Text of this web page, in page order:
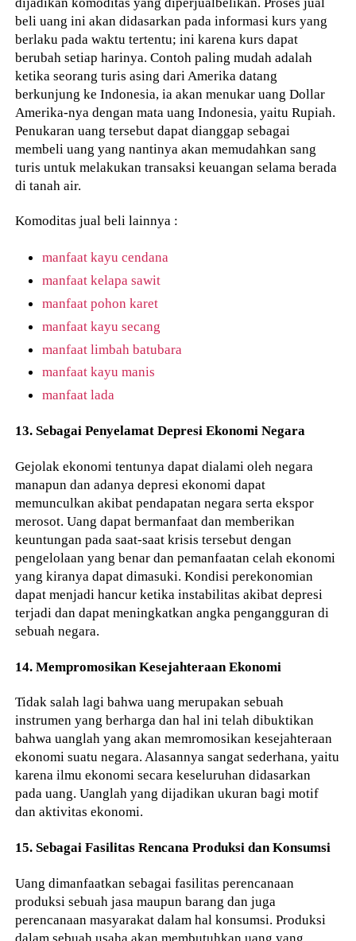
beli uang ini akan didasarkan pada informasi kurs yang
berlaku pada waktu tertentu; ini karena kurs dapat
berubah setiap harinya. Contoh paling mudah adalah
ketika seorang turis asing dari Amerika datang
berkunjung ke Indonesia, ia akan menukar uang Dollar
Amerika-nya dengan mata uang Indonesia, yaitu Rupiah.
Penukaran uang tersebut dapat dianggap sebagai
membeli uang yang nantinya akan memudahkan sang
turis untuk melakukan transaksi keuangan selama berada
di tanah air.
Komoditas jual beli lainnya :
manfaat kayu cendana
manfaat kelapa sawit
manfaat pohon karet
manfaat kayu secang
manfaat limbah batubara
manfaat kayu manis
manfaat lada
13. Sebagai Penyelamat Depresi Ekonomi Negara
Gejolak ekonomi tentunya dapat dialami oleh negara
manapun dan adanya depresi ekonomi dapat
memunculkan akibat pendapatan negara serta ekspor
merosot. Uang dapat bermanfaat dan memberikan
keuntungan pada saat-saat krisis tersebut dengan
pengelolaan yang benar dan pemanfaatan celah ekonomi
yang kiranya dapat dimasuki. Kondisi perekonomian
dapat menjadi hancur ketika instabilitas akibat depresi
terjadi dan dapat meningkatkan angka pengangguran di
sebuah negara.
14. Mempromosikan Kesejahteraan Ekonomi
Tidak salah lagi bahwa uang merupakan sebuah
instrumen yang berharga dan hal ini telah dibuktikan
bahwa uanglah yang akan memromosikan kesejahteraan
ekonomi suatu negara. Alasannya sangat sederhana, yaitu
karena ilmu ekonomi secara keseluruhan didasarkan
pada uang. Uanglah yang dijadikan ukuran bagi motif
dan aktivitas ekonomi.
15. Sebagai Fasilitas Rencana Produksi dan Konsumsi
Uang dimanfaatkan sebagai fasilitas perencanaan
produksi sebuah jasa maupun barang dan juga
perencanaan masyarakat dalam hal konsumsi. Produksi
dalam sebuah usaha akan membutuhkan uang yang